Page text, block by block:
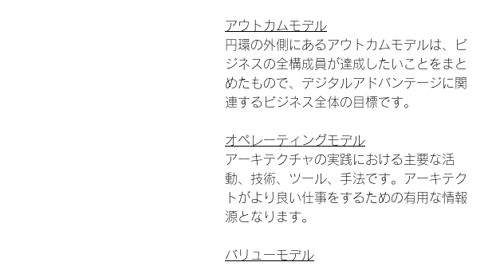
アウトカムモデル
円環の外側にあるアウトカムモデルは、ビ
ジネスの全構成員が達成したいことをまと
めたもので、デジタルアドバンテージに関
連するビジネス全体の目標です。
オペレーティングモデル
アーキテクチャの実践における主要な活
動、技術、ツール、手法です。アーキテク
トがより良い仕事をするための有用な情報
源となります。
バリューモデル